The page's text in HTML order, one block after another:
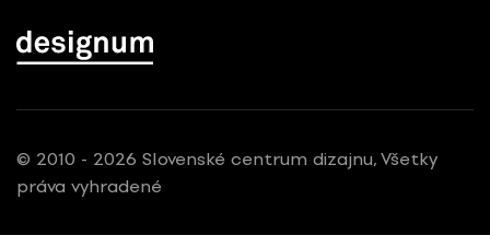
© 2010 - 2026 Slovenské centrum dizajnu, Všetky
práva vyhradené